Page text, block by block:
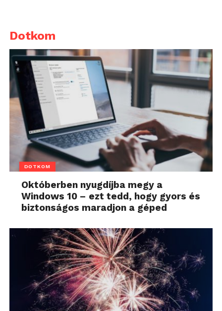
Dotkom
DOTKOM
Októberben nyugdíjba megy a
Windows 10 – ezt tedd, hogy gyors és
biztonságos maradjon a géped